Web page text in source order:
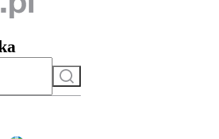
Szukaj
do serwisu